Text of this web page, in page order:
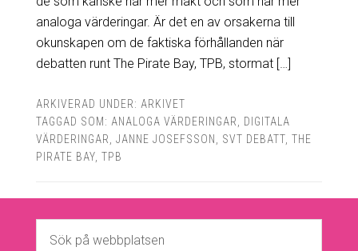
analoga värderingar. Är det en av orsakerna till
okunskapen om de faktiska förhållanden när
debatten runt The Pirate Bay, TPB, stormat […]
ARKIVERAD UNDER: ARKIVET
TAGGAD SOM: ANALOGA VÄRDERINGAR
DIGITALA
VÄRDERINGAR
JANNE JOSEFSSON SVT DEBATT, THE
PIRATE BAY, TPB